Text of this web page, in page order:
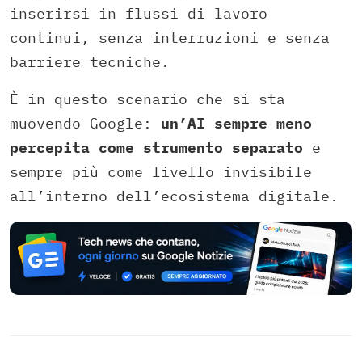
inserirsi in flussi di lavoro
continui, senza interruzioni e senza
barriere tecniche.
È in questo scenario che si sta
muovendo Google: un’AI sempre meno
percepita come strumento separato e
sempre più come livello invisibile
all’interno dell’ecosistema digitale.